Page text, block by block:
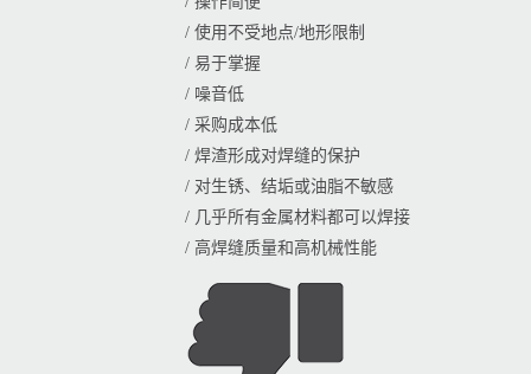
/ 使用不受地点/地形限制
/ 易于掌握
/ 噪音低
/ 采购成本低
/ 焊渣形成对焊缝的保护
/ 对生锈、结垢或油脂不敏感
/ 几乎所有金属材料都可以焊接
/ 高焊缝质量和高机械性能